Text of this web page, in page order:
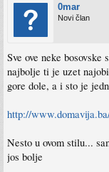
0mar
Novi član
Sve ove neke
najbolje ti je uzet
gore dole, a i sto je
http://
Nesto u ovom stilu...
jos bolje